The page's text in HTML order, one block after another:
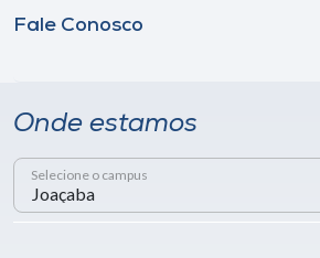
Fale Conosco
Onde estamos
Selecione o campus